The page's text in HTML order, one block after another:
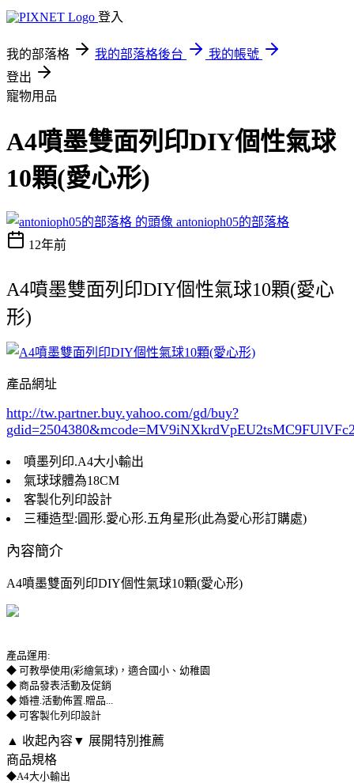
登入
我的部落格 我的部落格後台
我的帳號
登出
寵物用品
A4噴墨雙面列印DIY個性氣球
10顆(愛心形)
antonioph05的部落格
12年前
A4噴墨雙面列印DIY個性氣球10顆(愛心
形)
產品網址
http://tw.partner.buy.yahoo.com/gd/buy?
gdid=2504380
噴墨列印.A4大小輸出
氣球球體為18CM
客製化列印設計
三種造型:圓形.愛心形.五角星形(此為愛心形訂購處)
內容簡介
A4噴墨雙面列印DIY個性氣球10顆(愛心形)
產品運用:
◆ 可教學使用(彩繪氣球)，適合國小、幼稚園
◆ 商品發表活動及促銷
◆ 婚禮.活動佈置.贈品...
◆ 可客製化列印設計
▲ 收起內容▼ 展開特別推薦
商品規格
◆A4大小輸出